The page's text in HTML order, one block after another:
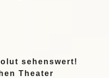
sehenswert!
Theater